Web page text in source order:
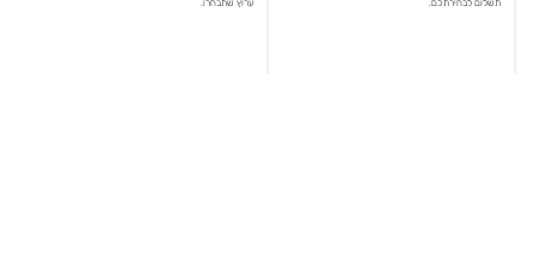
ערוץ שתבחרו.